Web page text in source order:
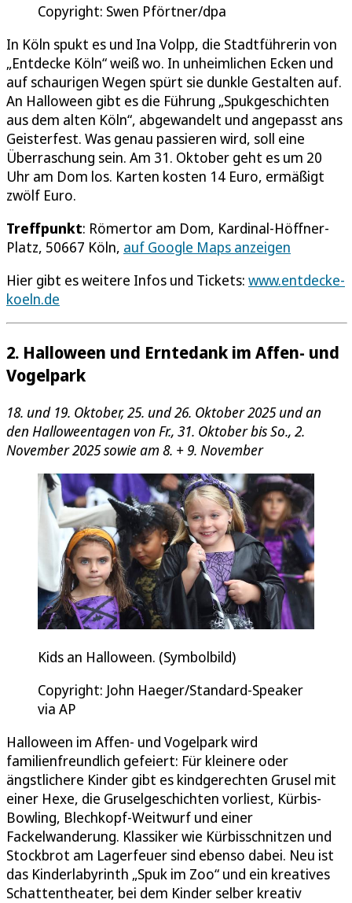
Copyright: Swen Pförtner/dpa
In Köln spukt es und Ina Volpp, die Stadtführerin von
„Entdecke Köln“ weiß wo. In unheimlichen Ecken und
auf schaurigen Wegen spürt sie dunkle Gestalten auf.
An Halloween gibt es die Führung „Spukgeschichten
aus dem alten Köln“, abgewandelt und angepasst ans
Geisterfest. Was genau passieren wird, soll eine
Überraschung sein. Am 31. Oktober geht es um 20
Uhr am Dom los. Karten kosten 14 Euro, ermäßigt
zwölf Euro.
Treffpunkt: Römertor am Dom, Kardinal-Höffner-
Platz, 50667 Köln, auf Google Maps anzeigen
Hier gibt es weitere Infos und Tickets: www.entdecke-
koeln.de
2. Halloween und Erntedank im Affen- und
Vogelpark
18. und 19. Oktober, 25. und 26. Oktober 2025 und an
den Halloweentagen von Fr., 31. Oktober bis So., 2.
November 2025 sowie am 8. + 9. November
Kids an Halloween. (Symbolbild)
Copyright: John Haeger/Standard-Speaker
via AP
Halloween im Affen- und Vogelpark wird
familienfreundlich gefeiert: Für kleinere oder
ängstlichere Kinder gibt es kindgerechten Grusel mit
einer Hexe, die Gruselgeschichten vorliest, Kürbis-
Bowling, Blechkopf-Weitwurf und einer
Fackelwanderung. Klassiker wie Kürbisschnitzen und
Stockbrot am Lagerfeuer sind ebenso dabei. Neu ist
das Kinderlabyrinth „Spuk im Zoo“ und ein kreatives
Schattentheater, bei dem Kinder selber kreativ